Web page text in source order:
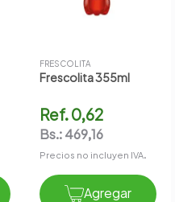
FRESCOLITA
Frescolita 355ml
Ref.0,62
Bs.: 469,16
Precios no incluyen IVA.
Agregar